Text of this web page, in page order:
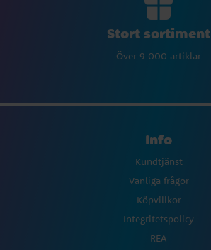
Stort sortiment
Över 9 000 artiklar
Info
Kundtjänst
Vanliga frågor
Köpvillkor
Integritetspolicy
REA